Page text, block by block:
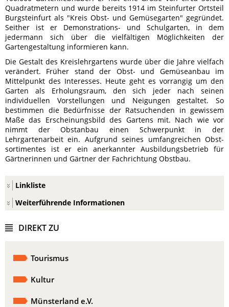
Quadratmetern und wurde bereits 1914 im Steinfurter Ortsteil
Burgsteinfurt als "Kreis Obst- und Gemüsegarten" gegründet.
Seither ist er Demonstrations- und Schulgarten, in dem
jedermann sich über die vielfältigen Möglichkeiten der
Gartengestaltung informieren kann.
Die Gestalt des Kreislehrgartens wurde über die Jahre vielfach
verändert. Früher stand der Obst- und Gemüseanbau im
Mittelpunkt des Interesses. Heute geht es vorrangig um den
Garten als Erholungsraum, den sich jeder nach seinen
individuellen Vorstellungen und Neigungen gestaltet. So
bestimmen die Bedürfnisse der Ratsuchenden in gewissem
Maße das Erscheinungsbild des Gartens mit. Nach wie vor
nimmt der Obstanbau einen Schwerpunkt in der
Lehrgartenarbeit ein. Aufgrund seines umfangreichen Obst-
sortimentes ist er ein anerkannter Ausbildungsbetrieb für
Gärtnerinnen und Gärtner der Fachrichtung Obstbau.
Linkliste
Weiterführende Informationen
DIREKT ZU
Tourismus
Kultur
Münsterland e.V.